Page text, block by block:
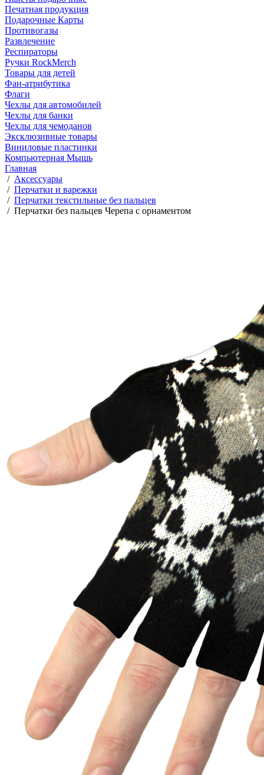
Печатная продукция
Подарочные Карты
Противогазы
Развлечение
Респираторы
Ручки RockMerch
Товары для детей
Фан-атрибутика
Флаги
Чехлы для автомобилей
Чехлы для банки
Чехлы для чемоданов
Эксклюзивные товары
Виниловые пластинки
Компьютерная Мышь
Главная
/ Аксессуары
/ Перчатки и варежки
/ Перчатки текстильные без пальцев
/ Перчатки без пальцев Черепа с орнаментом